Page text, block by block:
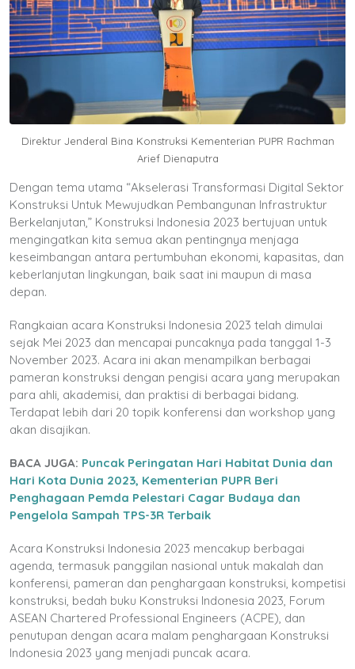
Direktur Jenderal Bina Konstruksi Kementerian PUPR Rachman
Arief Dienaputra
Dengan tema utama “Akselerasi Transformasi Digital Sektor
Konstruksi Untuk Mewujudkan Pembangunan Infrastruktur
Berkelanjutan,” Konstruksi Indonesia 2023 bertujuan untuk
mengingatkan kita semua akan pentingnya menjaga
keseimbangan antara pertumbuhan ekonomi, kapasitas, dan
keberlanjutan lingkungan, baik saat ini maupun di masa
depan.
Rangkaian acara Konstruksi Indonesia 2023 telah dimulai
sejak Mei 2023 dan mencapai puncaknya pada tanggal 1-3
November 2023. Acara ini akan menampilkan berbagai
pameran konstruksi dengan pengisi acara yang merupakan
para ahli, akademisi, dan praktisi di berbagai bidang.
Terdapat lebih dari 20 topik konferensi dan workshop yang
akan disajikan.
BACA JUGA: Puncak Peringatan Hari Habitat Dunia dan
Hari Kota Dunia 2023, Kementerian PUPR Beri
Penghagaan Pemda Pelestari Cagar Budaya dan
Pengelola Sampah TPS-3R Terbaik
Acara Konstruksi Indonesia 2023 mencakup berbagai
agenda, termasuk panggilan nasional untuk makalah dan
konferensi, pameran dan penghargaan konstruksi, kompetisi
konstruksi, bedah buku Konstruksi Indonesia 2023, Forum
ASEAN Chartered Professional Engineers (ACPE), dan
penutupan dengan acara malam penghargaan Konstruksi
Indonesia 2023 yang menjadi puncak acara.